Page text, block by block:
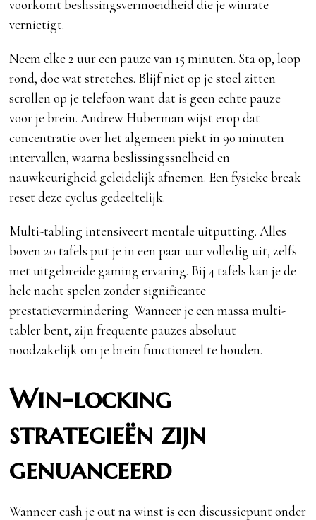
voorkomt beslissingsvermoeidheid die je winrate
vernietigt.
Neem elke 2 uur een pauze van 15 minuten. Sta op, loop
rond, doe wat stretches. Blijf niet op je stoel zitten
scrollen op je telefoon want dat is geen echte pauze
voor je brein. Andrew Huberman wijst erop dat
concentratie over het algemeen piekt in 90 minuten
intervallen, waarna beslissingssnelheid en
nauwkeurigheid geleidelijk afnemen. Een fysieke break
reset deze cyclus gedeeltelijk.
Multi-tabling intensiveert mentale uitputting. Alles
boven 20 tafels put je in een paar uur volledig uit, zelfs
met uitgebreide gaming ervaring. Bij 4 tafels kan je de
hele nacht spelen zonder significante
prestatievermindering. Wanneer je een massa multi-
tabler bent, zijn frequente pauzes absoluut
noodzakelijk om je brein functioneel te houden.
Win-locking
strategieën zijn
genuanceerd
Wanneer cash je out na winst is een discussiepunt onder